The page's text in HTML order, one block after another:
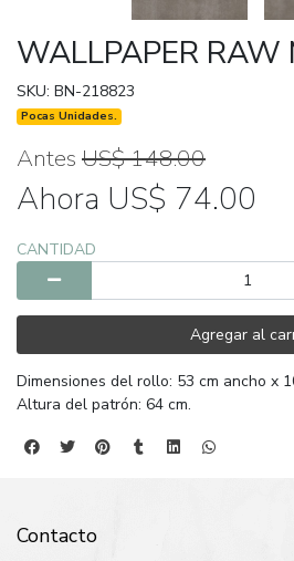
WALLPAPER RAW
SKU: BN-218823
Pocas Unidades.
Antes US$ 148.00
Ahora US$ 74.00
CANTIDAD
Agregar al
Dimensiones del rollo: 53 cm ancho x
Altura del patrón: 64 cm.
Contacto